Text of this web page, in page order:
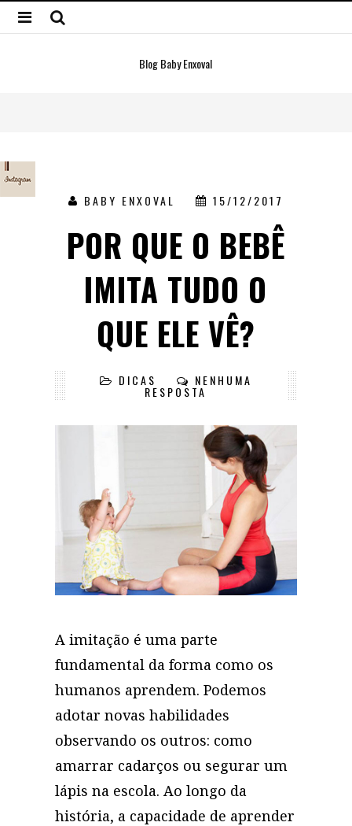
Blog Baby Enxoval
BABY ENXOVAL 15/12/2017
POR QUE O BEBÊ
IMITA TUDO O
QUE ELE VÊ?
DICAS NENHUMA
RESPOSTA
A imitação é uma parte
fundamental da forma como os
humanos aprendem. Podemos
adotar novas habilidades
observando os outros: como
amarrar cadarços ou segurar um
lápis na escola. Ao longo da
história, a capacidade de aprender